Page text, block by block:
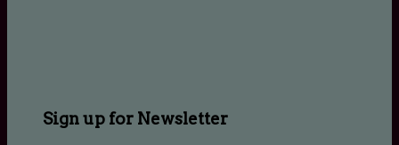
Sign up for Newsletter